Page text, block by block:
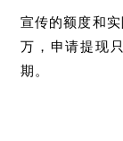
宣传的额度和
万，申请提现
期。